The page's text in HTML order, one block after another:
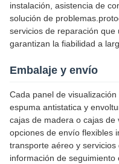
instalación, asistencia de
solución de
servicios de reparación
garantizan la fiabilidad a
Embalaje y envío
Cada panel de
espuma antistatica y
cajas de madera o cajas
opciones de envío flexibles
transporte aéreo y
información de seguimiento